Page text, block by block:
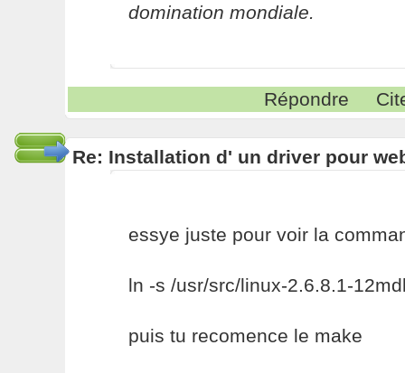
domination mondiale.
Répondre
Re: Installation d' un driver pour
essye juste pour voir la
ln -s /usr/src/linux-2.6.8.1-
puis tu recomence le make